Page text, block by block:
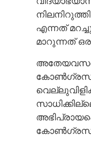
എന്നത്
മാറുന്നത്